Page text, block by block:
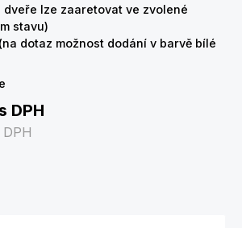
lze zaaretovat ve zvolené
stavu)
dotaz možnost dodání v barvě bílé
s DPH